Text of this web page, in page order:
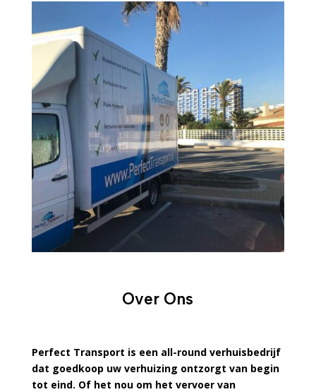
Over Ons
Perfect Transport is een all-round verhuisbedrijf
dat goedkoop uw verhuizing ontzorgt van begin
tot eind. Of het nou om het vervoer van